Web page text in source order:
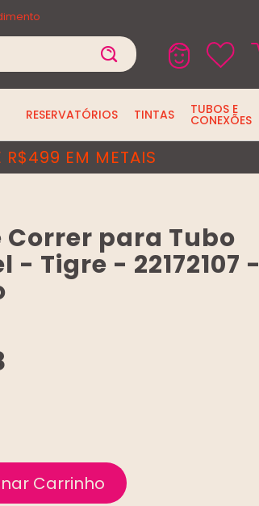
RESERVATÓRIOS TINTAS TUBOS E
CONEXÕES
R$499 EM METAIS
Correr para Tubo
- Tigre - 22172107 -